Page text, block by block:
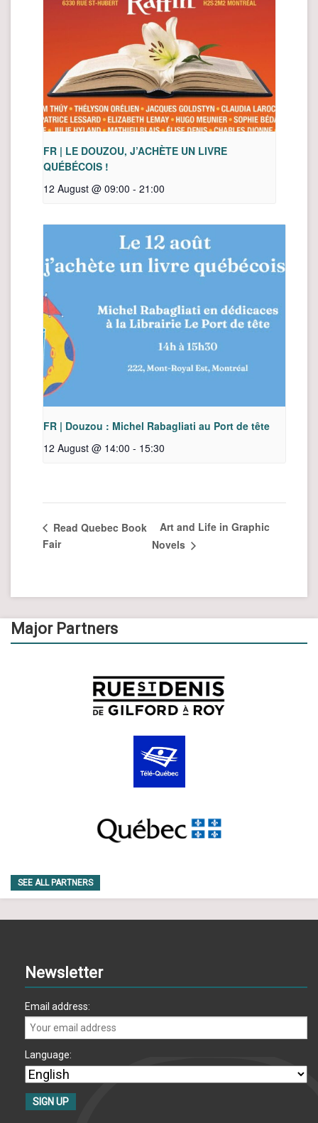
FR | LE DOUZOU, J’ACHÈTE UN LIVRE
QUÉBÉCOIS !
12 August @ 09:00 - 21:00
FR | Douzou : Michel Rabagliati au Port de tête
12 August @ 14:00 - 15:30
Read Quebec Book
Fair
Art and Life in Graphic
Novels
Major Partners
SEE ALL PARTNERS
Newsletter
Email address:
Language: